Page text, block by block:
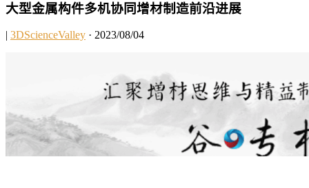
大型金属构件多机协同增材制造前沿进展
| 3DScienceValley · 2023/08/04